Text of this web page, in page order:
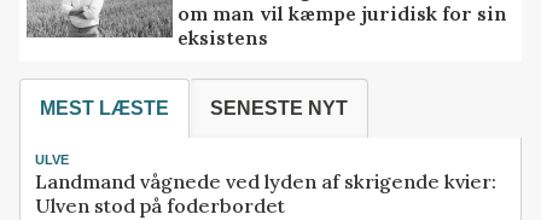
om man vil kæmpe juridisk for sin
eksistens
MEST LÆSTE SENESTE NYT
ULVE
Landmand vågnede ved lyden af skrigende kvier:
Ulven stod på foderbordet